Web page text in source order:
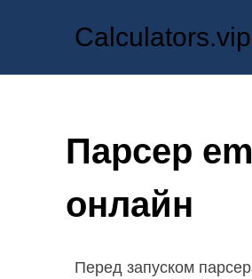
Calculators.vip
Парсер
онлайн
Перед запуском